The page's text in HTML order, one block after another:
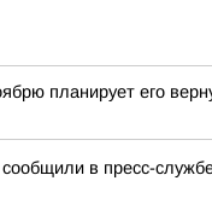
планирует его
в пресс-